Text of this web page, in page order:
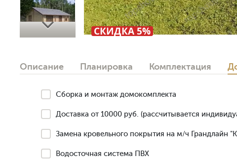
Next СКИДКА 5%
Описание Планировка Комплектация
Сборка и монтаж домокомплекта
Доставка от 10000 руб. (рассчитывается
Замена кровельного покрытия на м/ч Грандлайн
Водосточная система ПВХ